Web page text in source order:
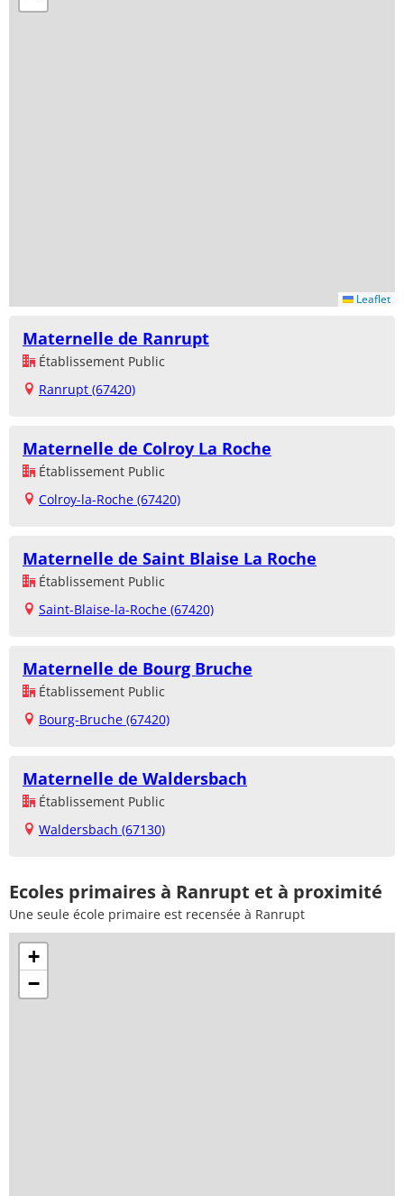
Leaflet
Maternelle de Ranrupt
Établissement Public
Ranrupt (67420)
Maternelle de Colroy La Roche
Établissement Public
Colroy-la-Roche (67420)
Maternelle de Saint Blaise La Roche
Établissement Public
Saint-Blaise-la-Roche (67420)
Maternelle de Bourg Bruche
Établissement Public
Bourg-Bruche (67420)
Maternelle de Waldersbach
Établissement Public
Waldersbach (67130)
Ecoles primaires à Ranrupt et à proximité
Une seule école primaire est recensée à Ranrupt
+
−